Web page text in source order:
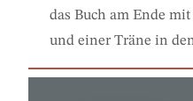
das Buch am Ende
und einer Träne in